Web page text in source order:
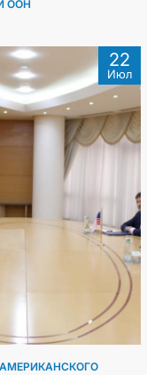
ООН
22
Июл